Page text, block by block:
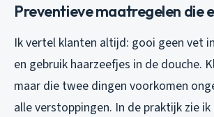
Preventieve maatregelen die
Ik vertel klanten altijd: gooi geen vet
en gebruik haarzeefjes in de douche.
maar die twee dingen voorkomen
alle verstoppingen. In de praktijk zie